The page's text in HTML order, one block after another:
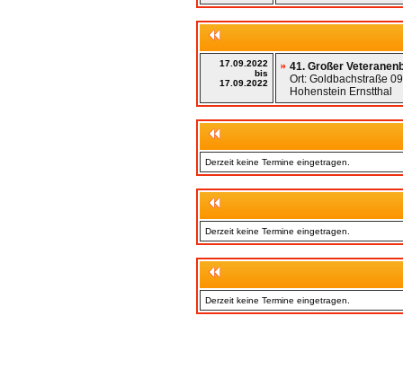
17.09.2022
bis
17.09.2022
41. Großer
Ort: Goldbachstraße
Hohenstein Ernstthal
Derzeit keine Termine eingetragen.
Derzeit keine Termine eingetragen.
Derzeit keine Termine eingetragen.